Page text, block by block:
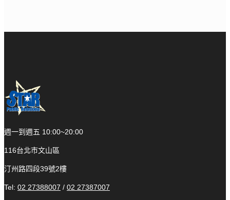
週一到週五 10:00~20:00
116台北市文山區
汀州路四段39號2樓
Tel: 02 27388007 / 02 27387007